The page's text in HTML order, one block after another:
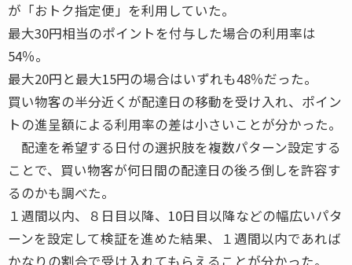
が「おトク指定便」を利用していた。
最大30円相当のポイントを付与した場合の利用率は
54％。
最大20円と最大15円の場合はいずれも48％だった。
買い物客の半分近くが配達日の移動を受け入れ、ポイン
トの進呈額による利用率の差は小さいことが分かった。
配達を希望する日付の選択肢を複数パターン設定する
ことで、買い物客が何日間の配達日の後ろ倒しを許容す
るのかも調べた。
１週間以内、８日目以降、10日目以降などの幅広いパタ
ーンを設定して検証を進めた結果、１週間以内であれば
かなりの割合で受け入れてもらえることが分かった。